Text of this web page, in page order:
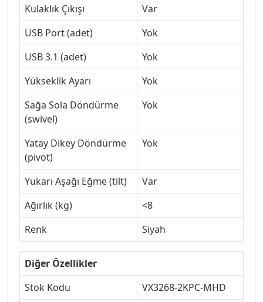
Kulaklık Çıkışı
Var
USB Port (adet)
Yok
USB 3.1 (adet)
Yok
Yükseklik Ayarı
Yok
Sağa Sola Döndürme
(swivel)
Yok
Yatay Dikey Döndürme
(pivot)
Yok
Yukarı Aşağı Eğme (tilt)
Var
Ağırlık (kg)
<8
Renk
Siyah
Diğer Özellikler
Stok Kodu
VX3268-2KPC-MHD